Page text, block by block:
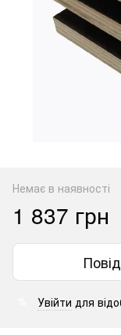
Немає в наявності
1 837 грн
Увійти для